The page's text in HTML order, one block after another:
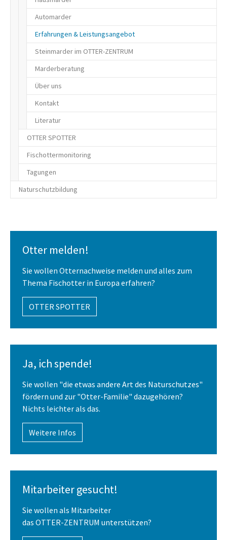
Aktuelles / Termine / Newsletter
Kontakt
Kontakt
Kartengrundlage
Förderer
Automarder
Erfahrungen & Leistungsangebot(current)
Steinmarder im OTTER-ZENTRUM
Marderberatung
Über uns
Kontakt
Literatur
OTTER SPOTTER
Fischottermonitoring
Tagungen
Ergebnisse der Tagungen
Naturschutzbildung
Ergebnisse Workshop 1
Studie 2011
Förderung
Links
Otter melden!
Sie wollen Otternachweise melden und alles zum
Thema Fischotter in Europa erfahren?
OTTER SPOTTER
Ja, ich spende!
Sie wollen "die etwas andere Art des Naturschutzes"
fördern und zur "Otter-Familie" dazugehören?
Nichts leichter als das.
Weitere Infos
Mitarbeiter gesucht!
Sie wollen als Mitarbeiter
das OTTER-ZENTRUM unterstützen?